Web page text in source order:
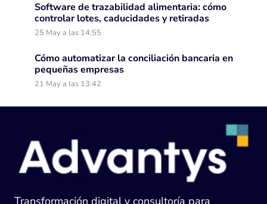
Software de trazabilidad alimentaria: cómo
controlar lotes, caducidades y retiradas
25 May a las 14:55
Cómo automatizar la conciliación bancaria en
pequeñas empresas
21 May a las 13:42
Transformación digital y consultoría para